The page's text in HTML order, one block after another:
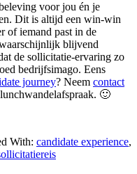
voor jou én je
Dit is altijd een win-win
of iemand past in de
blijvend
de sollicitatie-ervaring zo
bedrijfsimago. Eens
journey? Neem contact
🙂
With: candidate experience,